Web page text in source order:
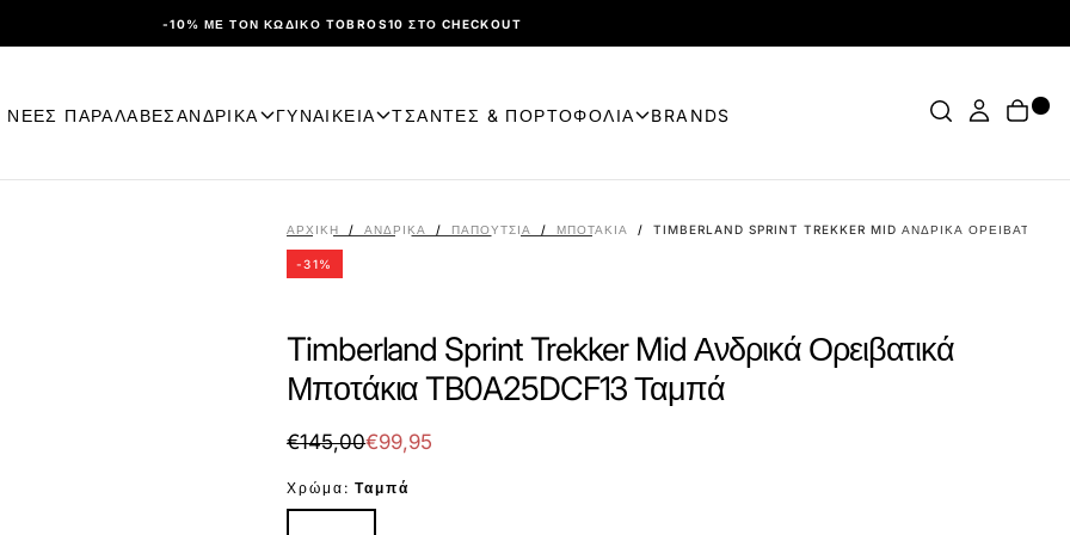
-10% ΜΕ ΤΟΝ ΚΩΔΙΚΌ TOBROS10 ΣΤΟ CHECKOUT
ΝΕΕΣ ΠΑΡΑΛΑΒΕΣΑΝΔΡΙΚΑ ΓΥΝΑΙΚΕΙΑ ΤΣΑΝΤΕΣ & ΠΟΡΤΟΦΟΛΙΑ BRANDS
ΑΡΧΙΚΉ / ΑΝΔΡΙΚΑ / ΠΑΠΟΎΤΣΙΑ / ΜΠΟΤΆΚΙΑ / TIMBERLAND SPRINT TREKKER MID ΑΝΔΡΙΚΆ ΟΡΕΙΒΑΤΙΚΆ
-31%
Timberland Sprint Trekker Mid Ανδρικά Ορειβατικά
Μποτάκια TB0A25DCF13 Ταμπά
€99,95
Τιμή
€145,00Τιμή
έκπτωση
€99,95
Χρώμα: Ταμπά